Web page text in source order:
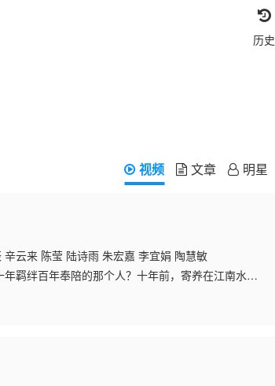
历史
视频 文章 明星
云来 陈莹 陆诗雨 朱宏嘉 李宜娟 陶慧敏
羁绊百年奉陪的那个人？十年前，寄养在江南水乡
让她遇见了言希（